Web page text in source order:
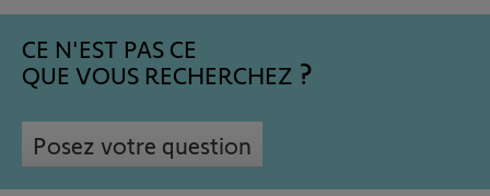
CE N'EST PAS CE
QUE VOUS RECHERCHEZ
Posez votre question